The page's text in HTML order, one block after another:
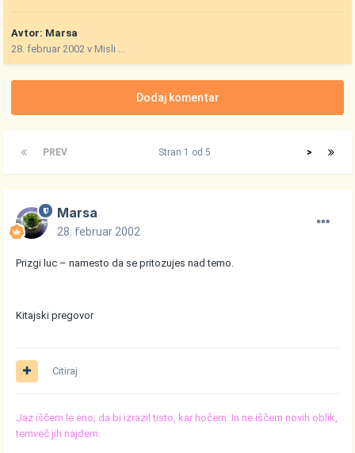
Avtor: Marsa
28. februar 2002 vMisli ...
Dodaj komentar
PREV >
Stran 1 od 5
Marsa
28. februar 2002
Prizgi luc – namesto da se pritozujes nad temo.
Kitajski pregovor
Citiraj
Jaz iščem le eno; da bi izrazil tisto, kar hočem. In ne iščem novih oblik,
temveč jih najdem.